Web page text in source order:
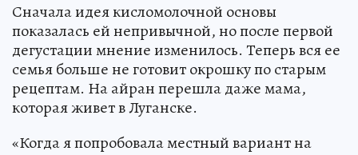
Сначала идея кисломолочной основы
показалась ей непривычной, но после первой
дегустации мнение изменилось. Теперь вся ее
семья больше не готовит окрошку по старым
рецептам. На айран перешла даже мама,
которая живет в Луганске.
«Когда я попробовала местный вариант на